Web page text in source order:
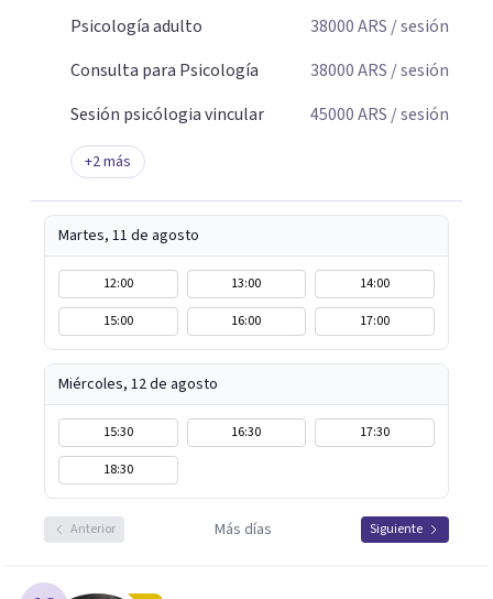
Psicología adulto 38000ARS / sesión
Consulta para Psicología
38000ARS / sesión
Sesión psicólogia vincular
45000ARS / sesión
+2más
Martes, 11 de agosto
12:00 13:00
14:00
15:00
16:00 17:00
Miércoles, 12 de agosto
15:30 16:30
17:30
18:30
Anterior Más días Siguiente